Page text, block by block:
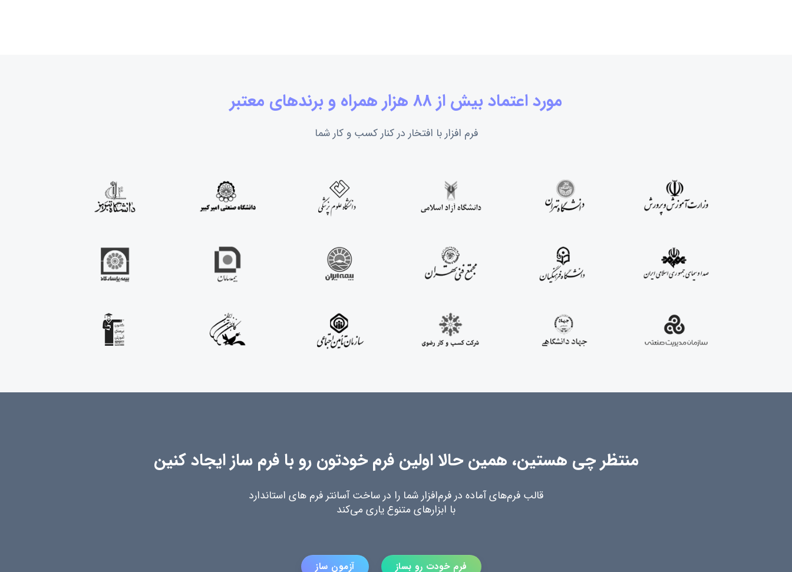
مورد اعتماد بیش از 88 هزار همراه و برندهای معتبر
فرم افزار با افتخار در کنار کسب و کار شما
منتظر چی هستین، همین حالا اولین فرم خودتون رو با فرم ساز ایجاد کنین
قالب فرم‌های آماده در فرم‌افزار شما را در ساخت آسانتر فرم های استاندارد
با ابزارهای متنوع یاری می‌کند
فرم خودت رو بساز آزمون ساز